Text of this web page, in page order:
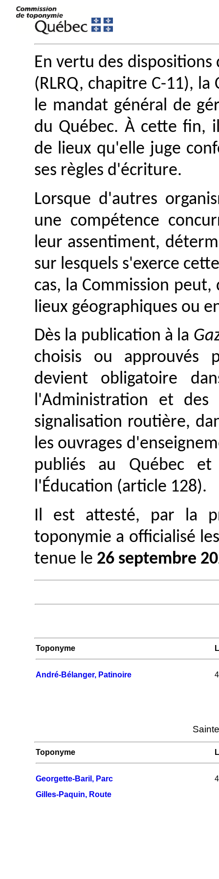
En vertu des dispositions
(RLRQ, chapitre C-11),
le mandat général de
du Québec. À cette fin,
de lieux qu'elle juge
ses règles d'écriture.
Lorsque d'autres
une compétence
leur assentiment,
sur lesquels s'exerce
cas, la Commission
lieux géographiques ou
Dès la publication à la
choisis ou approuvés
devient obligatoire
l'Administration et des
signalisation routière,
les ouvrages
publiés au Québec
l'Éducation (article 128).
Il est attesté, par la
toponymie a officialisé
tenue le 26 septembre
Toponyme
André-Bélanger, Patinoire
Toponyme
Georgette-Baril, Parc
Gilles-Paquin, Route